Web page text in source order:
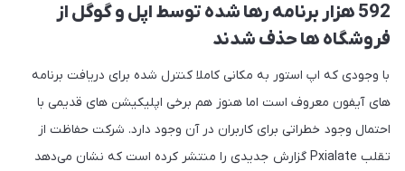
592 هزار برنامه رها شده توسط اپل و گوگل از
فروشگاه ها حذف شدند
با وجودی که اپ استور به مکانی کاملا کنترل شده برای دریافت برنامه
های آیفون معروف است اما هنوز هم برخی اپلیکیشن های قدیمی با
احتمال وجود خطراتی برای کاربران در آن وجود دارد. شرکت حفاظت از
تقلب Pxialate گزارش جدیدی را منتشر کرده است که نشان می‌دهد